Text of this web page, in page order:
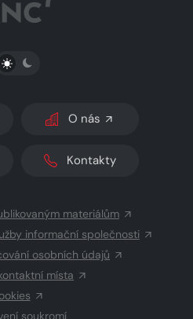
PŘEPNOUT SVĚTLÝ/TMAVÝ REŽIM
O nás
Kontakty
materiálům
informační společnosti
osobních údajů
místa